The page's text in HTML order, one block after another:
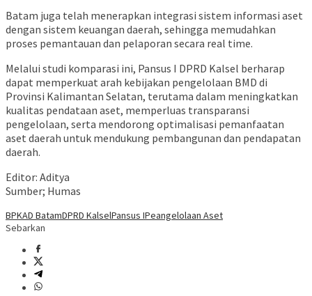
Batam juga telah menerapkan integrasi sistem informasi aset
dengan sistem keuangan daerah, sehingga memudahkan
proses pemantauan dan pelaporan secara real time.
Melalui studi komparasi ini, Pansus I DPRD Kalsel berharap
dapat memperkuat arah kebijakan pengelolaan BMD di
Provinsi Kalimantan Selatan, terutama dalam meningkatkan
kualitas pendataan aset, memperluas transparansi
pengelolaan, serta mendorong optimalisasi pemanfaatan
aset daerah untuk mendukung pembangunan dan pendapatan
daerah.
Editor: Aditya
Sumber; Humas
BPKAD BatamDPRD KalselPansus IPeangelolaan Aset
Sebarkan